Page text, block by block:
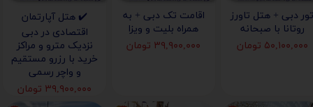
دبی + هتل تاورز
روتانا با صبحانه
۵۰,۱۰۰,۰۰۰ تومان
اقامت تک دبی + به
همراه بلیت و ویزا
۳۹,۹۰۰,۰۰۰ تومان
✔️ هتل آپارتمان
اقتصادی در دبی
نزدیک مترو و مراکز
خرید با رزرو مستقیم
و واچر رسمی
۳۹,۹۰۰,۰۰۰ تومان